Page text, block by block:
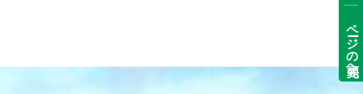
ページの先頭へ